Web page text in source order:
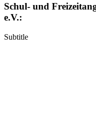
Schul- und
e.V.:
Subtitle